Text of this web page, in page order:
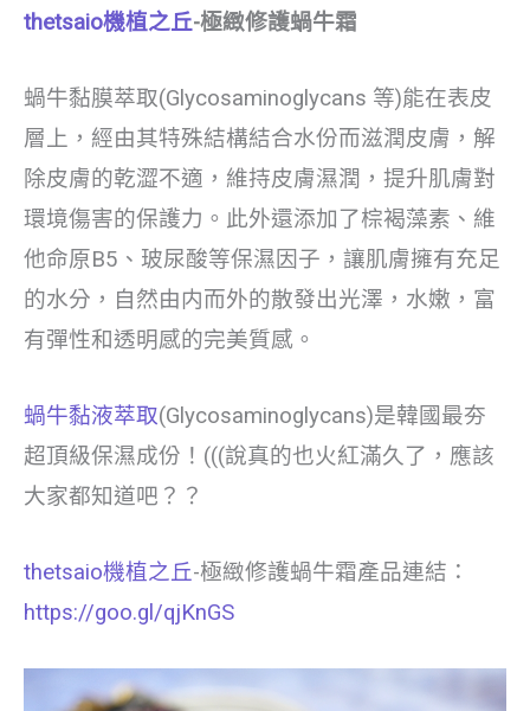
thetsaio機植之丘-極緻修護蝸牛霜
蝸牛黏膜萃取(Glycosaminoglycans 等)能在表皮
層上，經由其特殊結構結合水份而滋潤皮膚，解
除皮膚的乾澀不適，維持皮膚濕潤，提升肌膚對
環境傷害的保護力。此外還添加了棕褐藻素、維
他命原B5、玻尿酸等保濕因子，讓肌膚擁有充足
的水分，自然由内而外的散發出光澤，水嫩，富
有彈性和透明感的完美質感。
蝸牛黏液萃取(Glycosaminoglycans)是韓國最夯
超頂級保濕成份！(((說真的也火紅滿久了，應該
大家都知道吧？？
thetsaio機植之丘-極緻修護蝸牛霜產品連結：
https://goo.gl/qjKnGS